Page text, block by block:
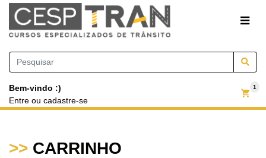
Bem-vindo :)
Entre ou cadastre-se
1
>> CARRINHO